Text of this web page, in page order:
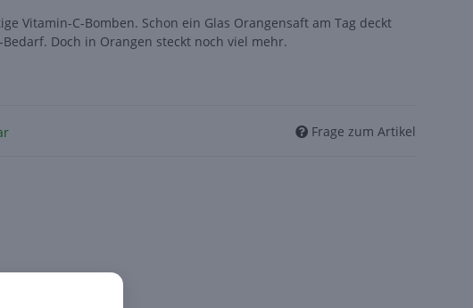
Vitamin-C-Bomben. Schon ein Glas Orangensaft am Tag deckt
Doch in Orangen steckt noch viel mehr.
Frage zum Artikel